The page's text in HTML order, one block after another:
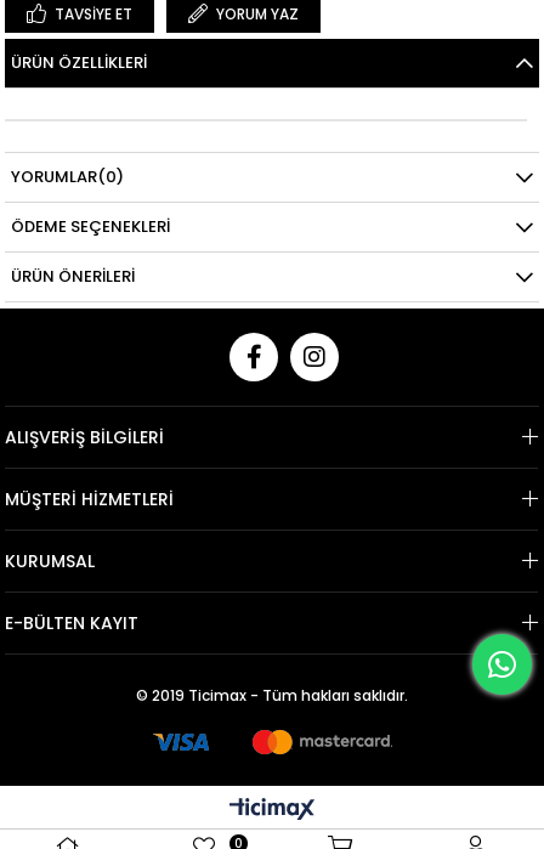
TAVSIYE ET YORUM YAZ
ÜRÜN ÖZELLIKLERI
YORUMLAR(0)
ÖDEME SEÇENEKLERI
ÜRÜN ÖNERILERI
ALIŞVERİŞ BİLGİLERİ
MÜŞTERİ HİZMETLERİ
KURUMSAL
E-BÜLTEN KAYIT
© 2019 Ticimax - Tüm hakları saklıdır.
0